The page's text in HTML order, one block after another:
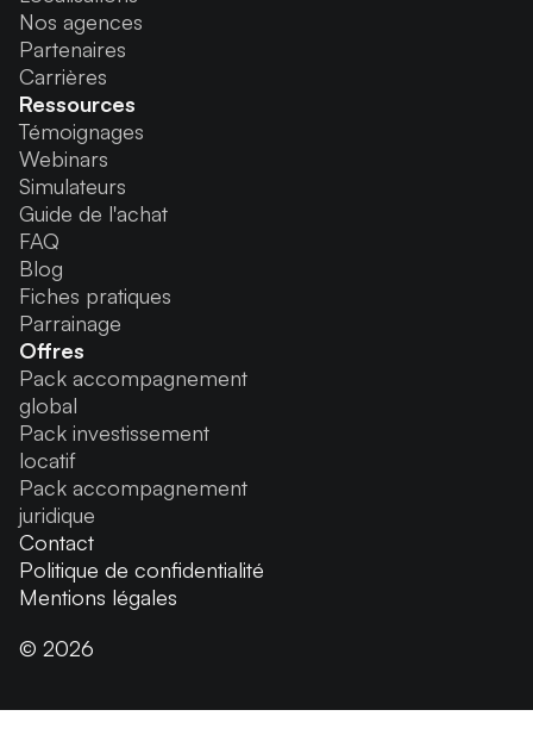
Nos agences
Partenaires
Carrières
Ressources
Témoignages
Webinars
Simulateurs
Guide de l'achat
FAQ
Blog
Fiches pratiques
Parrainage
Offres
Pack accompagnement
global
Pack investissement
locatif
Pack accompagnement
juridique
© 2026
Contact
Politique de confidentialité
Mentions légales